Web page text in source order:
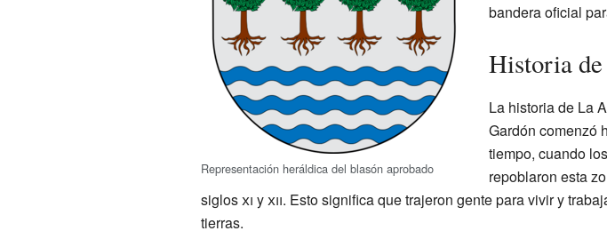
Representación heráldica del blasón aprobado
bandera oficial
Historia
La historia de La
Gardón comenzó
tiempo, cuando los
repoblaron esta
siglosxi yxii. Esto significa que trajeron gente para vivir y
tierras.